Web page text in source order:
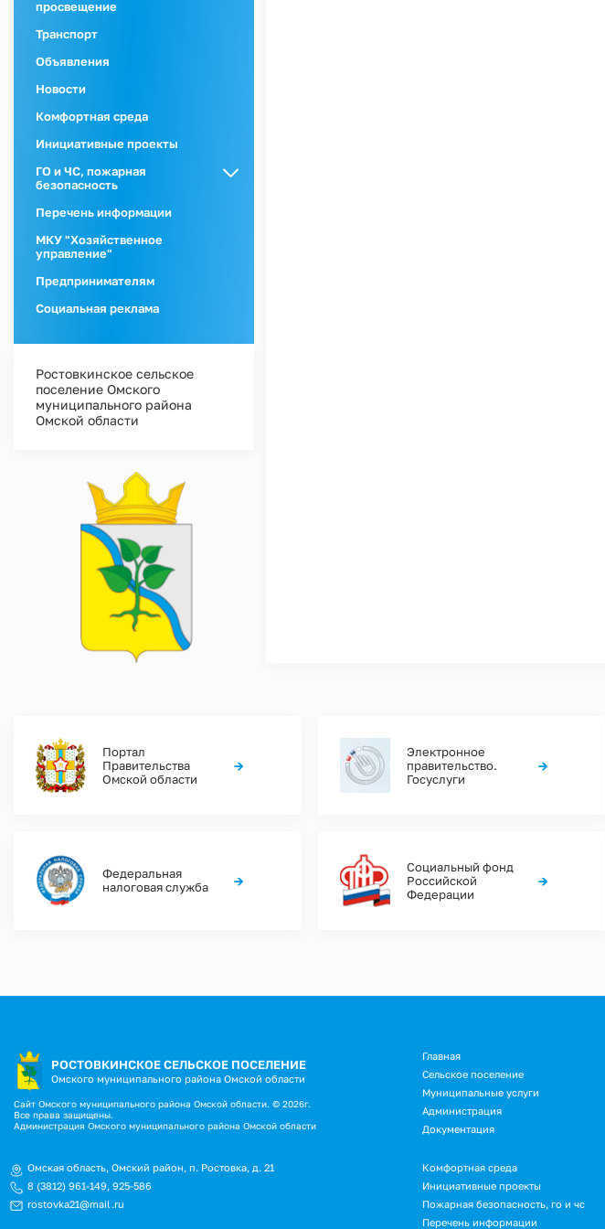
просвещение
Транспорт
Объявления
Новости
Комфортная среда
Инициативные проекты
ГО и ЧС, пожарная
безопасность
ГО и ЧС
Пожарная
безопасность
Перечень информации
МКУ "Хозяйственное
управление"
Предпринимателям
Социальная реклама
Ростовкинское сельское
поселение Омского
муниципального района
Омской области
Портал
Правительства
Омской области
→
Электронное
правительство.
Госуслуги
→
Федеральная
налоговая служба
→
Социальный фонд
Российской
Федерации
→
РОСТОВКИНСКОЕ СЕЛЬСКОЕ ПОСЕЛЕНИЕ
Омского муниципального района Омской области
Сайт Омского муниципального района Омской области. © 2026г.
Все права защищены.
Администрация Омского муниципального района Омской области
Подвал
Главная
Сельское поселение
Муниципальные услуги
Администрация
Документация
Омская область, Омский район, п. Ростовка, д. 21
8 (3812) 961-149, 925-586
rostovka21@mail.ru
Подвал.
Дополнительное
меню
Комфортная среда
Инициативные проекты
Пожарная безопасность, го и чс
Перечень информации